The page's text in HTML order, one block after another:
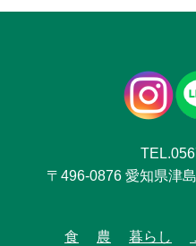
〒496-0876 愛知県津
食 農 暮らし